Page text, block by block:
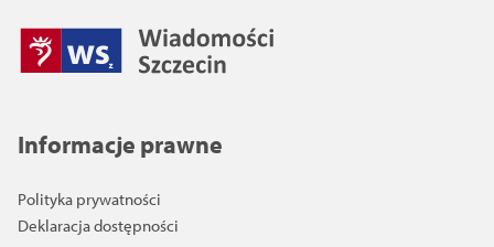
Informacje prawne
Polityka prywatności
Deklaracja dostępności